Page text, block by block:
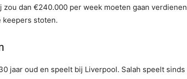
dan €240.000 per week moeten gaan verdienen
keepers stoten.
jaar oud en speelt bij Liverpool. Salah speelt sinds